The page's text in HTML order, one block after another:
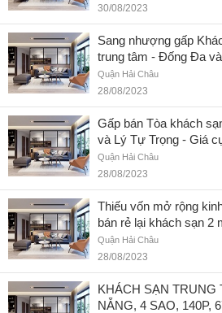
30/08/2023
Sang nhượng gấp
trung tâm - Đống Đa
Quận Hải Châu
28/08/2023
Gấp bán Tòa khách
và Lý Tự Trọng - Giá
Lâm
Quận Hải Châu
28/08/2023
Thiếu vốn mở rộng
bán rẻ lại khách sạn 2
Đống Đa dòng tiền đạt
Chi
Quận Hải Châu
28/08/2023
KHÁCH SẠN
NẴNG, 4 SAO, 140P,